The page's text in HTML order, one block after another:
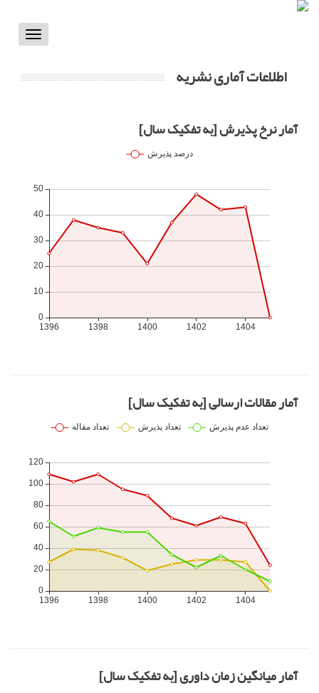
Toggle
اطلاعات آماری نشریه
آمار نرخ پذیرش [به تفکیک سال]
آمار مقالات ارسالی [به تفکیک سال]
آمار میانگین زمان داوری [به تفکیک سال]